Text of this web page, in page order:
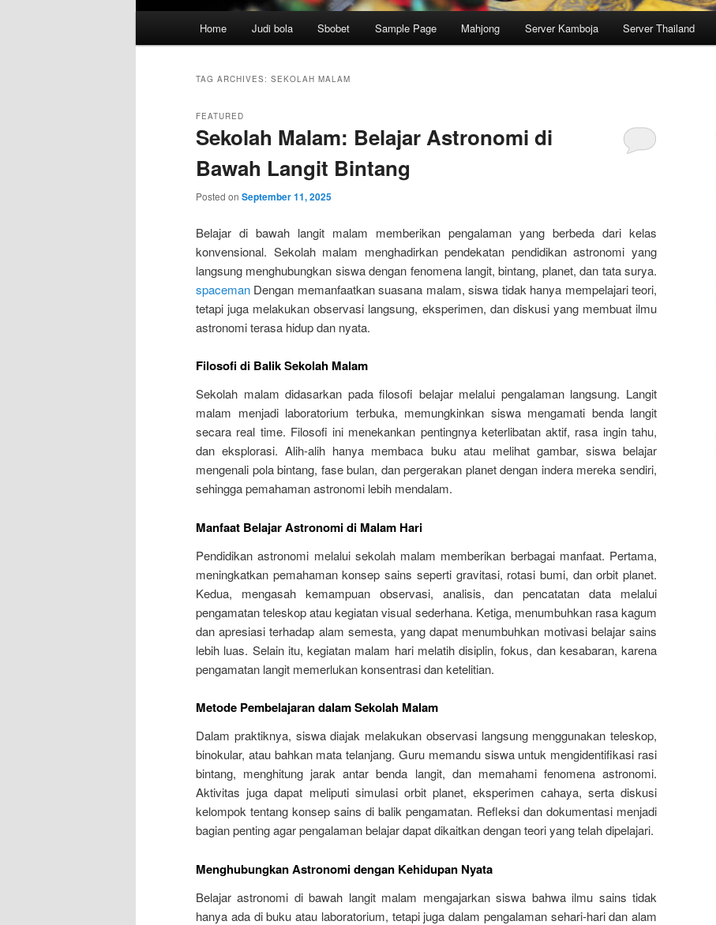
Home Judi bola Sbobet Sample Page Mahjong Server Kamboja Server Thailand
TAG ARCHIVES: SEKOLAH MALAM
Sekolah Malam: Belajar Astronomi di
Bawah Langit Bintang
FEATURED
Posted on September 11, 2025
Belajar di bawah langit malam memberikan pengalaman yang berbeda dari kelas
konvensional. Sekolah malam menghadirkan pendekatan pendidikan astronomi yang
langsung menghubungkan siswa dengan fenomena langit, bintang, planet, dan tata surya.
spaceman Dengan memanfaatkan suasana malam, siswa tidak hanya mempelajari teori,
tetapi juga melakukan observasi langsung, eksperimen, dan diskusi yang membuat ilmu
astronomi terasa hidup dan nyata.
Filosofi di Balik Sekolah Malam
Sekolah malam didasarkan pada filosofi belajar melalui pengalaman langsung. Langit
malam menjadi laboratorium terbuka, memungkinkan siswa mengamati benda langit
secara real time. Filosofi ini menekankan pentingnya keterlibatan aktif, rasa ingin tahu,
dan eksplorasi. Alih-alih hanya membaca buku atau melihat gambar, siswa belajar
mengenali pola bintang, fase bulan, dan pergerakan planet dengan indera mereka sendiri,
sehingga pemahaman astronomi lebih mendalam.
Manfaat Belajar Astronomi di Malam Hari
Pendidikan astronomi melalui sekolah malam memberikan berbagai manfaat. Pertama,
meningkatkan pemahaman konsep sains seperti gravitasi, rotasi bumi, dan orbit planet.
Kedua, mengasah kemampuan observasi, analisis, dan pencatatan data melalui
pengamatan teleskop atau kegiatan visual sederhana. Ketiga, menumbuhkan rasa kagum
dan apresiasi terhadap alam semesta, yang dapat menumbuhkan motivasi belajar sains
lebih luas. Selain itu, kegiatan malam hari melatih disiplin, fokus, dan kesabaran, karena
pengamatan langit memerlukan konsentrasi dan ketelitian.
Metode Pembelajaran dalam Sekolah Malam
Dalam praktiknya, siswa diajak melakukan observasi langsung menggunakan teleskop,
binokular, atau bahkan mata telanjang. Guru memandu siswa untuk mengidentifikasi rasi
bintang, menghitung jarak antar benda langit, dan memahami fenomena astronomi.
Aktivitas juga dapat meliputi simulasi orbit planet, eksperimen cahaya, serta diskusi
kelompok tentang konsep sains di balik pengamatan. Refleksi dan dokumentasi menjadi
bagian penting agar pengalaman belajar dapat dikaitkan dengan teori yang telah dipelajari.
Menghubungkan Astronomi dengan Kehidupan Nyata
Belajar astronomi di bawah langit malam mengajarkan siswa bahwa ilmu sains tidak
hanya ada di buku atau laboratorium, tetapi juga dalam pengalaman sehari-hari dan alam